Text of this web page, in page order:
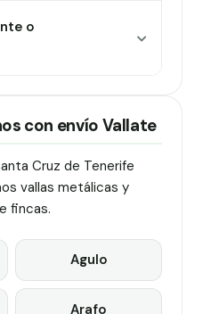
o
con envío Vallate
Cruz de Tenerife
vallas metálicas y
fincas.
Agulo
Arafo